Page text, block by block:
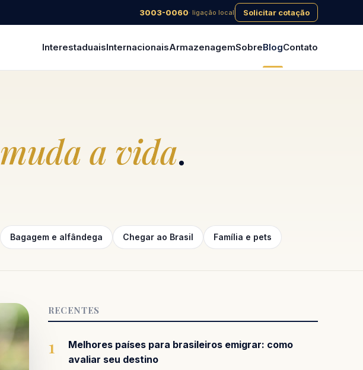
3003-0060· ligação local Solicitar cotação
InterestaduaisInternacionaisArmazenagemSobreBlogContato
muda a vida.
Bagagem e alfândega Chegar ao Brasil Família e pets
RECENTES
1
Melhores países para brasileiros emigrar: como
avaliar seu destino